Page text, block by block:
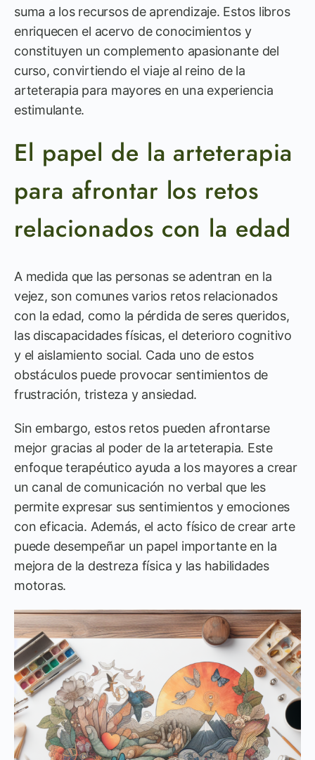
suma a los recursos de aprendizaje. Estos libros
enriquecen el acervo de conocimientos y
constituyen un complemento apasionante del
curso, convirtiendo el viaje al reino de la
arteterapia para mayores en una experiencia
estimulante.
El papel de la arteterapia
para afrontar los retos
relacionados con la edad
A medida que las personas se adentran en la
vejez, son comunes varios retos relacionados
con la edad, como la pérdida de seres queridos,
las discapacidades físicas, el deterioro cognitivo
y el aislamiento social. Cada uno de estos
obstáculos puede provocar sentimientos de
frustración, tristeza y ansiedad.
Sin embargo, estos retos pueden afrontarse
mejor gracias al poder de la arteterapia. Este
enfoque terapéutico ayuda a los mayores a crear
un canal de comunicación no verbal que les
permite expresar sus sentimientos y emociones
con eficacia. Además, el acto físico de crear arte
puede desempeñar un papel importante en la
mejora de la destreza física y las habilidades
motoras.